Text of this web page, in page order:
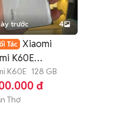
trước 4
Xiaomi
K60E
128GB đẹp 99%
COD
K60E 128 GB
đ
Thơ